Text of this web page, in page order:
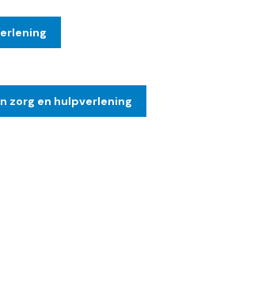
zorg en hulpverlening